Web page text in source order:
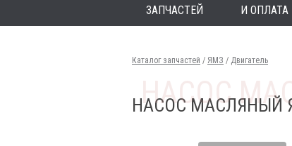
ЗАПЧАСТЕЙ
И ОПЛАТА
Каталог запчастей / ЯМЗ / Двигатель
НАСОС МАСЛЯНЫЙ